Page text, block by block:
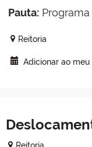
Pauta:Programa
Reitoria
Adicionar ao